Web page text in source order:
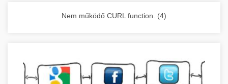
Nem működő CURL function. (4)